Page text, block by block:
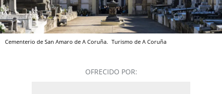
Cementerio de San Amaro de A Coruña. Turismo de A Coruña
OFRECIDO POR: